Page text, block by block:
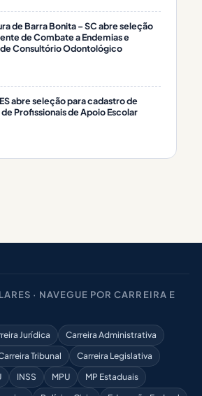
de Barra Bonita – SC abre seleção
de Combate a Endemias e
Consultório Odontológico
ES abre seleção para cadastro de
Profissionais de Apoio Escolar
· NAVEGUE POR CARREIRA E
Jurídica
Carreira Administrativa
Tribunal
Carreira Legislativa
INSS MPU
MP Estaduais